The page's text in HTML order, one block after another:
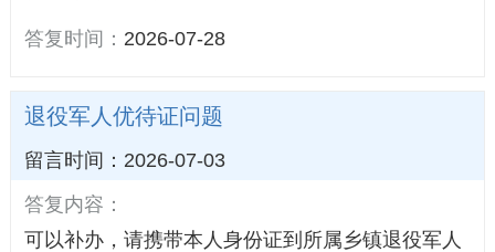
答复时间： 2026-07-28
退役军人优待证问题
留言时间：2026-07-03
答复内容：
可以补办，请携带本人身份证到所属乡镇退役军人